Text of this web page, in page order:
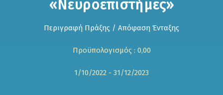
«Νευροεπιστήμες»
Περιγραφή Πράξης / Απόφαση Ένταξης
Προϋπολογισμός : 0,00
1/10/2022 - 31/12/2023